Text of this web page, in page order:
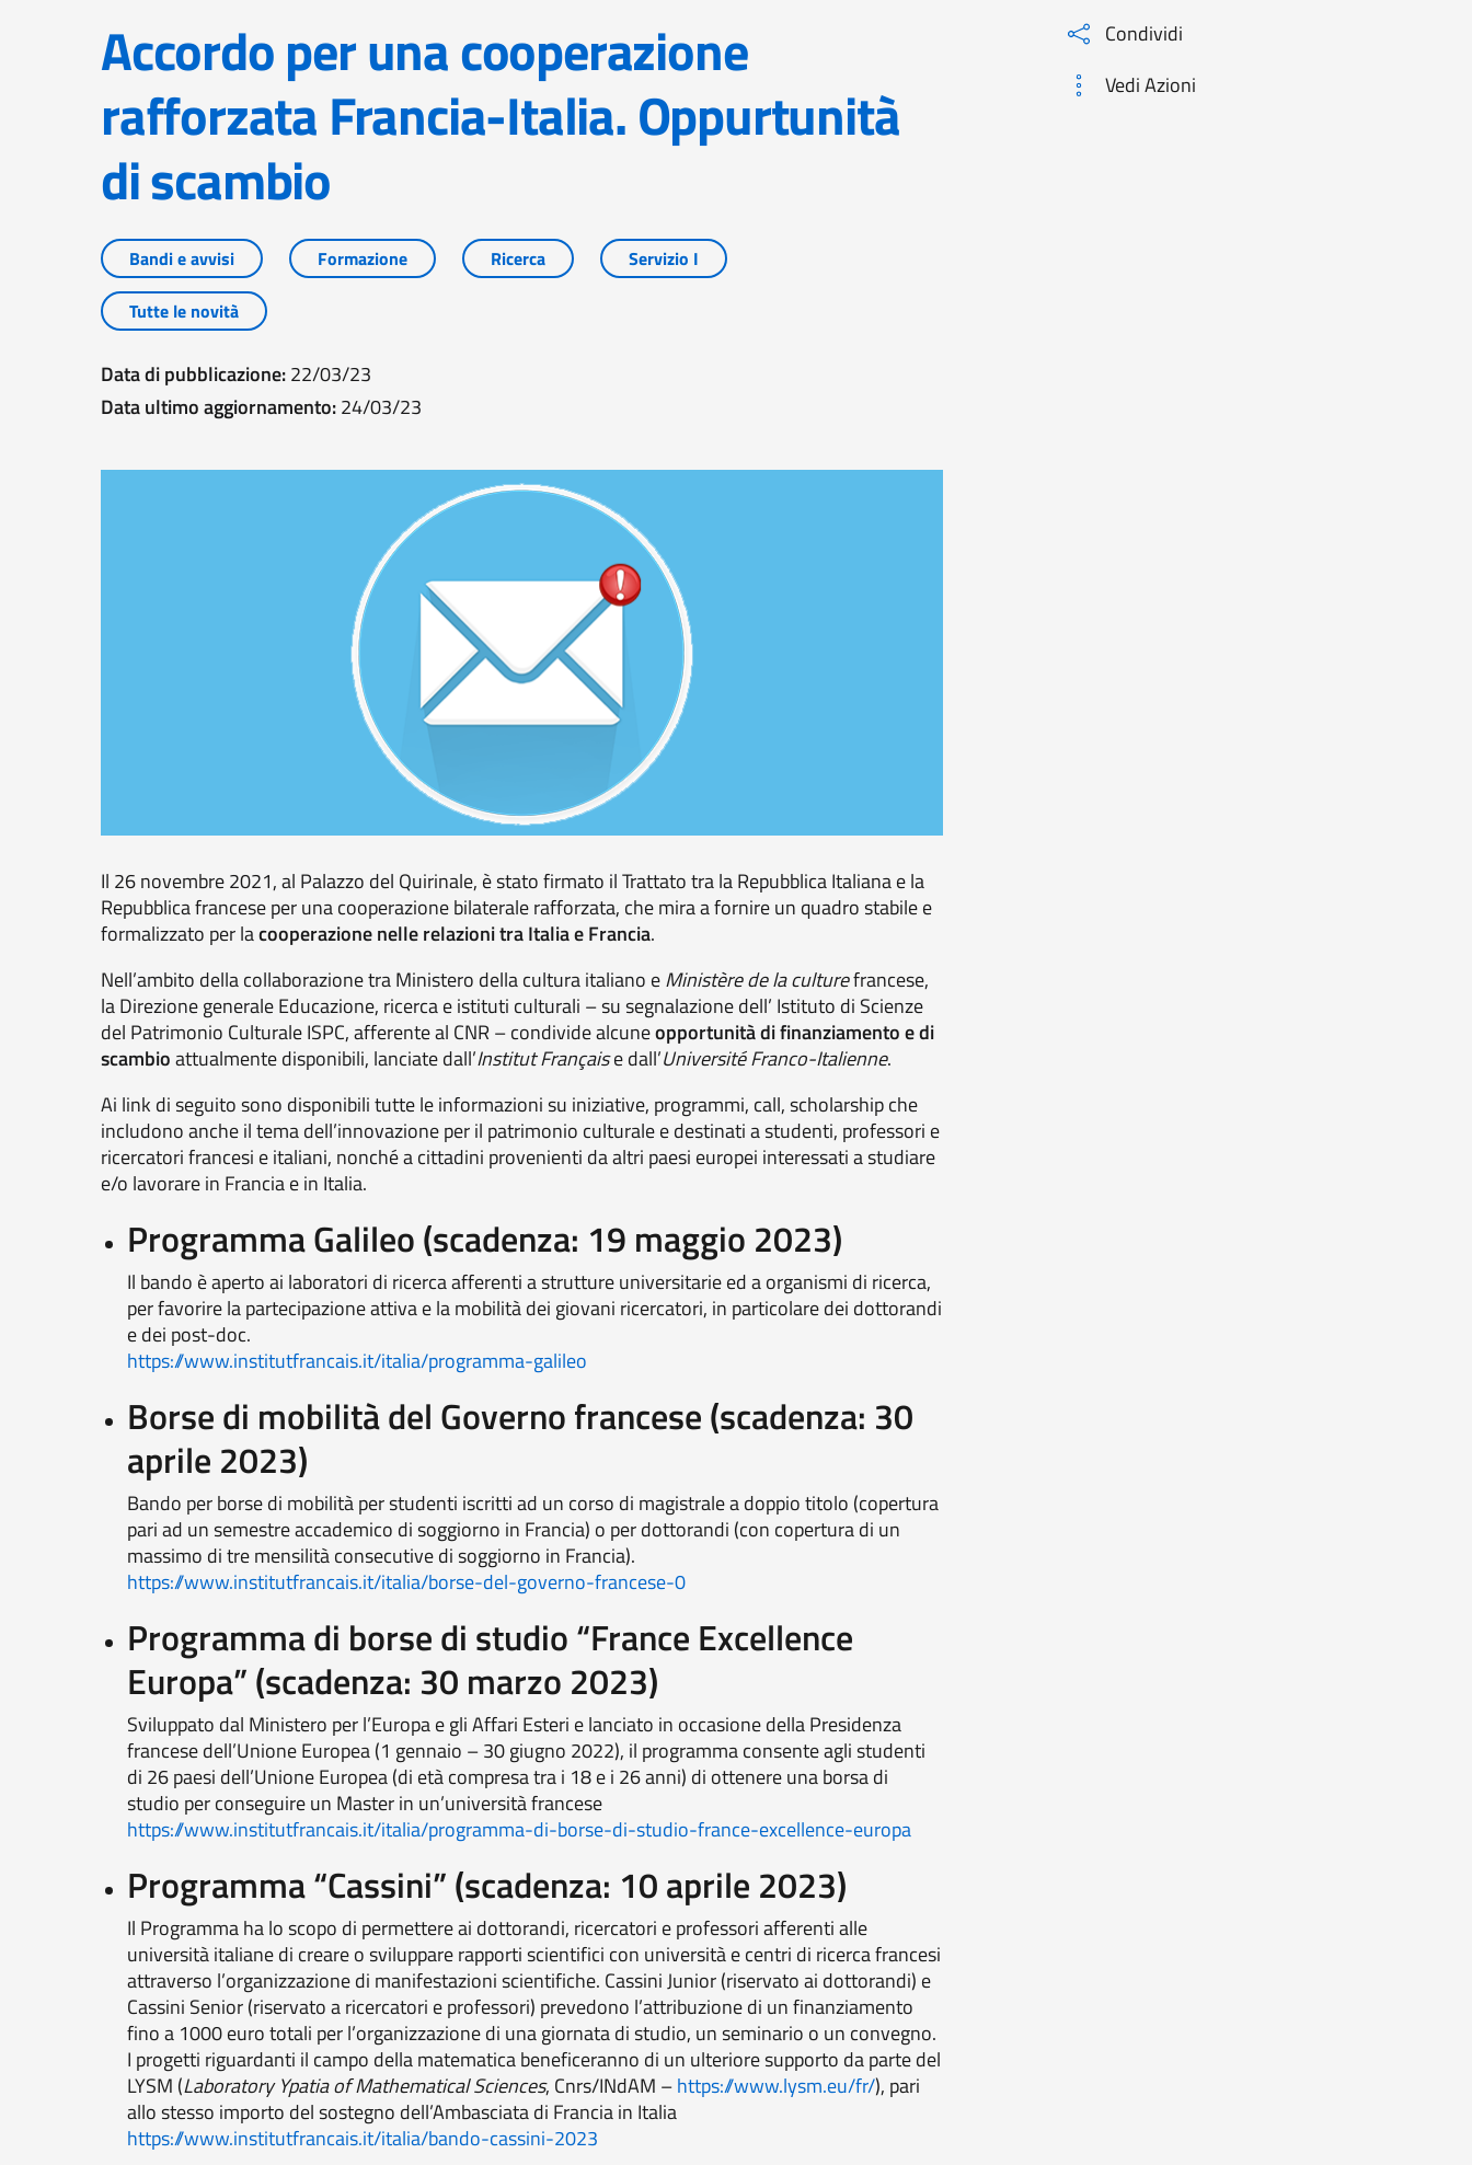
Accordo per una cooperazione
rafforzata Francia-Italia. Oppurtunità
di scambio
Bandi e avvisi Formazione Ricerca
Servizio I
Tutte le novità
Data di pubblicazione:22/03/23
Data ultimo aggiornamento:24/03/23
Il 26 novembre 2021, al Palazzo del Quirinale, è stato firmato il Trattato tra la Repubblica Italiana e la
Repubblica francese per una cooperazione bilaterale rafforzata, che mira a fornire un quadro stabile e
formalizzato per lacooperazione nelle relazioni tra Italia e Francia.
Nell’ambito della collaborazione tra Ministero della cultura italiano eMinistère de la culturefrancese,
la Direzione generale Educazione, ricerca e istituti culturali – su segnalazione dell’ Istituto di Scienze
del Patrimonio Culturale ISPC, afferente al CNR – condivide alcuneopportunità di finanziamento e di
scambioattualmente disponibili, lanciate dall’Institut Française dall’Université Franco-Italienne.
Ai link di seguito sono disponibili tutte le informazioni su iniziative, programmi, call, scholarship che
includono anche il tema dell’innovazione per il patrimonio culturale e destinati a studenti, professori e
ricercatori francesi e italiani, nonché a cittadini provenienti da altri paesi europei interessati a studiare
e/o lavorare in Francia e in Italia.
Programma Galileo (scadenza: 19 maggio 2023)
Il bando è aperto ai laboratori di ricerca afferenti a strutture universitarie ed a organismi di ricerca,
per favorire la partecipazione attiva e la mobilità dei giovani ricercatori, in particolare dei dottorandi
e dei post-doc.
https://www.institutfrancais.it/italia/programma-galileo
Borse di mobilità del Governo francese (scadenza: 30
aprile 2023)
Bando per borse di mobilità per studenti iscritti ad un corso di magistrale a doppio titolo (copertura
pari ad un semestre accademico di soggiorno in Francia) o per dottorandi (con copertura di un
massimo di tre mensilità consecutive di soggiorno in Francia).
https://www.institutfrancais.it/italia/borse-del-governo-francese-0
Programma di borse di studio “France Excellence
Europa” (scadenza: 30 marzo 2023)
Sviluppato dal Ministero per l’Europa e gli Affari Esteri e lanciato in occasione della Presidenza
francese dell’Unione Europea (1 gennaio – 30 giugno 2022), il programma consente agli studenti
di 26 paesi dell’Unione Europea (di età compresa tra i 18 e i 26 anni) di ottenere una borsa di
studio per conseguire un Master in un’università francese
https://www.institutfrancais.it/italia/programma-di-borse-di-studio-france-excellence-europa
Programma “Cassini” (scadenza: 10 aprile 2023)
Il Programma ha lo scopo di permettere ai dottorandi, ricercatori e professori afferenti alle
università italiane di creare o sviluppare rapporti scientifici con università e centri di ricerca francesi
attraverso l’organizzazione di manifestazioni scientifiche. Cassini Junior (riservato ai dottorandi) e
Cassini Senior (riservato a ricercatori e professori) prevedono l’attribuzione di un finanziamento
fino a 1000 euro totali per l’organizzazione di una giornata di studio, un seminario o un convegno.
I progetti riguardanti il campo della matematica beneficeranno di un ulteriore supporto da parte del
LYSM (Laboratory Ypatia of Mathematical Sciences, Cnrs/INdAM –https://www.lysm.eu/fr/), pari
allo stesso importo del sostegno dell’Ambasciata di Francia in Italia
https://www.institutfrancais.it/italia/bando-cassini-2023
Condividi
Vedi Azioni